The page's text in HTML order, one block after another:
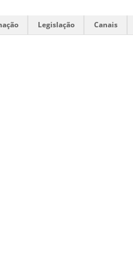
Legislação Canais